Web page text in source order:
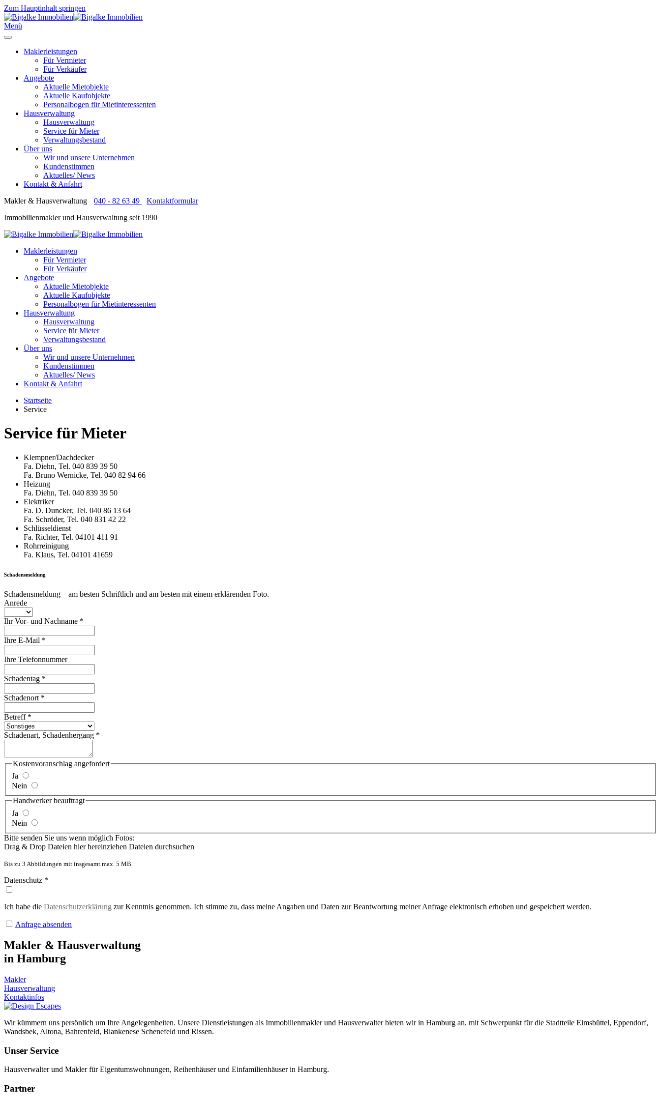
Zum Hauptinhalt springen
Menü
Maklerleistungen
Für Vermieter
Für Verkäufer
Angebote
Aktuelle Mietobjekte
Aktuelle Kaufobjekte
Personalbogen für Mietinteressenten
Hausverwaltung
Hausverwaltung
Service für Mieter
Verwaltungsbestand
Über uns
Wir und unsere Unternehmen
Kundenstimmen
Aktuelles/ News
Kontakt & Anfahrt
Makler & Hausverwaltung
040 - 82 63 49
Kontaktformular
Immobilienmakler und Hausverwaltung seit 1990
Maklerleistungen
Für Vermieter
Für Verkäufer
Angebote
Aktuelle Mietobjekte
Aktuelle Kaufobjekte
Personalbogen für Mietinteressenten
Hausverwaltung
Hausverwaltung
Service für Mieter
Verwaltungsbestand
Über uns
Wir und unsere Unternehmen
Kundenstimmen
Aktuelles/ News
Kontakt & Anfahrt
Startseite
Service
Service für Mieter
Klempner/Dachdecker
Fa. Diehn, Tel. 040 839 39 50
Fa. Bruno Wernicke, Tel. 040 82 94 66
Heizung
Fa. Diehn, Tel. 040 839 39 50
Elektriker
Fa. D. Duncker, Tel. 040 86 13 64
Fa. Schröder, Tel. 040 831 42 22
Schlüsseldienst
Fa. Richter, Tel. 04101 411 91
Rohrreinigung
Fa. Klaus, Tel. 04101 41659
Schadensmeldung
Schadensmeldung – am besten Schriftlich und am besten mit einem erklärenden Foto.
Anrede
Ihr Vor- und Nachname *
Ihre E-Mail *
Ihre Telefonnummer
Schadentag *
Schadenort *
Betreff *
Schadenart, Schadenhergang *
Kostenvoranschlag angefordert
Ja
Nein
Handwerker beauftragt
Ja
Nein
Bitte senden Sie uns wenn möglich Fotos:
Drag & Drop Dateien hier hereinziehen Dateien durchsuchen
Bis zu 3 Abbildungen mit insgesamt max. 5 MB.
Datenschutz *
Ich habe die Datenschutzerklärung zur Kenntnis genommen. Ich stimme zu, dass meine Angaben und Daten zur Beantwortung meiner Anfrage elektronisch erhoben und gespeichert werden.
Anfrage absenden
Makler & Hausverwaltung
in Hamburg
Makler
Hausverwaltung
Kontaktinfos
Wir kümmern uns persönlich um Ihre Angelegenheiten. Unsere Dienstleistungen als Immobilienmakler und Hausverwalter bieten wir in Hamburg an, mit Schwerpunkt für die Stadtteile Eimsbüttel, Eppendorf,
Wandsbek, Altona, Bahrenfeld, Blankenese Schenefeld und Rissen.
Unser Service
Hausverwalter und Makler für Eigentumswohnungen, Reihenhäuser und Einfamilienhäuser in Hamburg.
Partner